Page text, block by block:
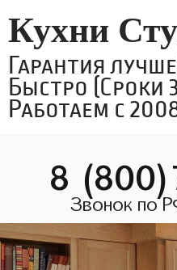
Кухни
Гарантия
Быстро (Сроки
Работаем с
8
Звонок по